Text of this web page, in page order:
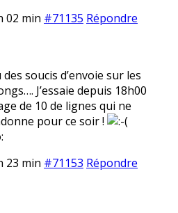
02 min #71135 Répondre
soucis d’envoie sur les
J’essaie depuis 18h00
de 10 de lignes qui ne
pour ce soir !
23 min #71153 Répondre